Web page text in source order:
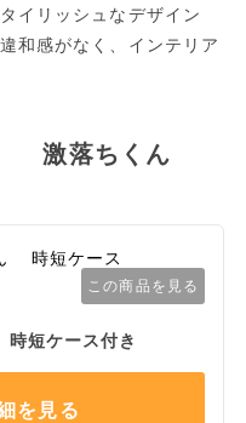
イリッシュなデザイン
和感がなく、インテリア
激落ちくん
この商品を見る
短ケース付き
を見る